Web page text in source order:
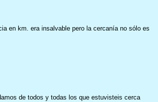
en km. era insalvable pero la cercanía no sólo es
de todos y todas los que estuvisteis cerca